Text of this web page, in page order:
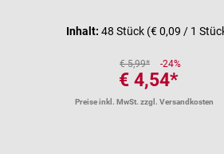
Inhalt: 48 Stück (€ 0,09 / 1
€ 5,99* -24%
€ 4,54*
Preise inkl. MwSt. zzgl. Versandkosten